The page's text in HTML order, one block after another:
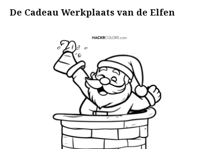
De Cadeau Werkplaats van de Elfen